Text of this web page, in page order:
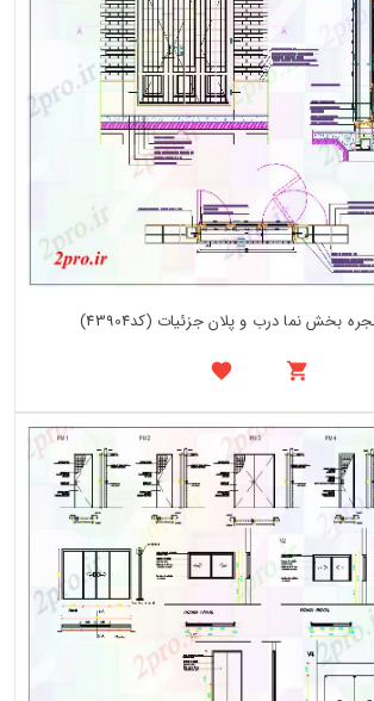
بخش نما درب و پلان جزئیات (کد43904)